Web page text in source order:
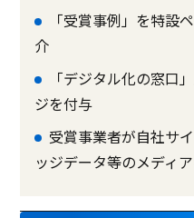
「受賞事例」を特設
介
「デジタル化の窓口
ジを付与
受賞事業者が自社サ
ッジデータ等のメディ